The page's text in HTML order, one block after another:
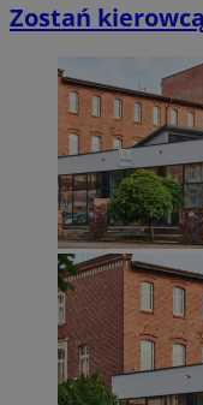
Zostań
takich jak
Nazwa
SessID
QeSessID
MvSessID
euds